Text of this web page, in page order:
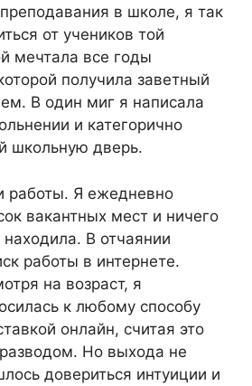
в школе, я так
от учеников той
мечтала все годы
получила заветный
В один миг я написала
и категорично
школьную дверь.
работы. Я ежедневно
вакантных мест и ничего
В отчаянии
работы в интернете.
на возраст, я
к любому способу
онлайн, считая это
Но выхода не
довериться интуиции и